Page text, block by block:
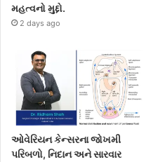
મહત્વનો મુદ્દો.
2 days ago
ઓવેરિયન કેન્સરના જોખમી
પરિબળો, નિદાન અને સારવાર